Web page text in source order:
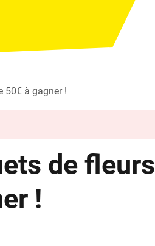
50€ à gagner !
de fleurs
!